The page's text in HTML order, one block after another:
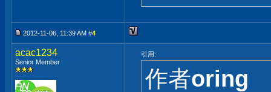
2012-11-06, 11:39 AM #4
acac1234
Senior Member
引用:
作者oring